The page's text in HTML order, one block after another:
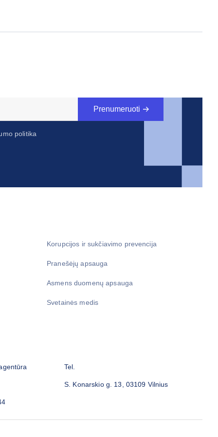
politika
Prenumeruoti
Korupcijos ir sukčiavimo prevencija
Pranešėjų apsauga
Asmens duomenų apsauga
Svetainės medis
Tel.
S. Konarskio g. 13, 03109 Vilnius